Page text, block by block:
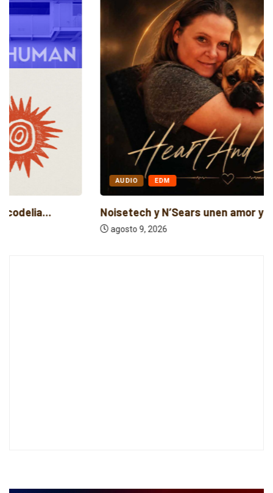
Noisetech y N’Sears unen amor y trance...